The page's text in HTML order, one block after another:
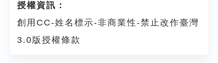
授權資訊：
創用CC-姓名標示-非商業性-禁止改作臺灣
3.0版授權條款